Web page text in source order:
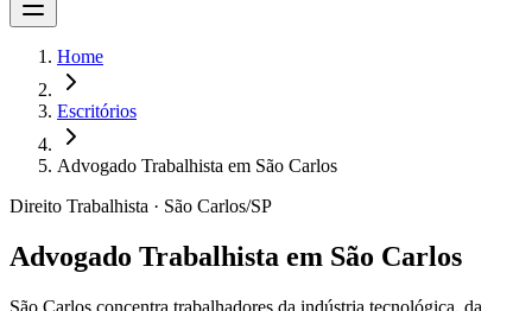
Home
Escritórios
Advogado Trabalhista em São Carlos
Direito Trabalhista · São Carlos/SP
Advogado Trabalhista em São Carlos
São Carlos concentra trabalhadores da indústria tecnológica, da